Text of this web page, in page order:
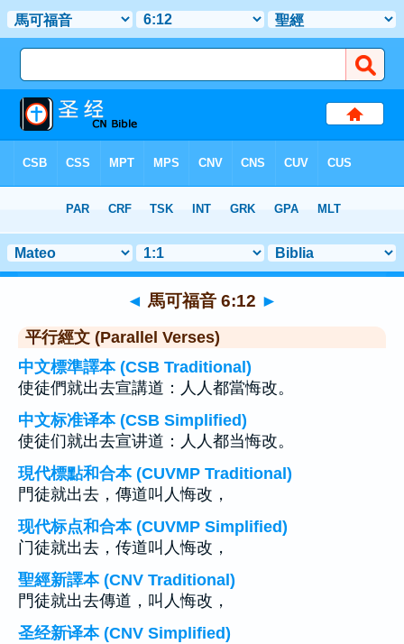
> 聖經金句 12
◄ 馬可福音 6:12 ►
平行經文 (Parallel Verses)
中文標準譯本 (CSB Traditional)
使徒們就出去宣講道：人人都當悔改。
中文标准译本 (CSB Simplified)
使徒们就出去宣讲道：人人都当悔改。
現代標點和合本 (CUVMP Traditional)
門徒就出去，傳道叫人悔改，
现代标点和合本 (CUVMP Simplified)
门徒就出去，传道叫人悔改，
聖經新譯本 (CNV Traditional)
門徒就出去傳道，叫人悔改，
圣经新译本 (CNV Simplified)